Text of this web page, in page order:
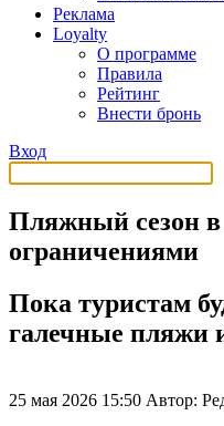
Реклама
Loyalty
О программе
Правила
Рейтинг
Внести бронь
Вход
Пляжный сезон в
ограничениями
Пока туристам
галечные пляжи
25 мая 2026 15:50 Автор: